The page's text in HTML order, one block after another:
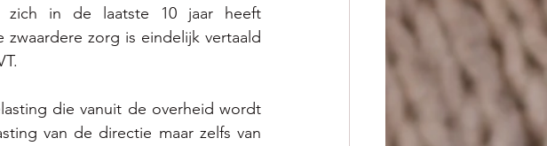
zich in de laatste 10 jaar heeft
zorg is eindelijk vertaald
die vanuit de overheid wordt
van de directie maar zelfs van